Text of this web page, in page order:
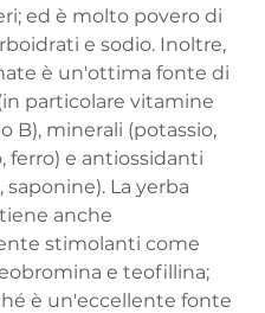
ed è molto povero di
e sodio. Inoltre,
è un'ottima fonte di
particolare vitamine
B), minerali (potassio,
ferro) e antiossidanti
saponine). La yerba
anche
stimolanti come
e teofillina;
è un'eccellente fonte